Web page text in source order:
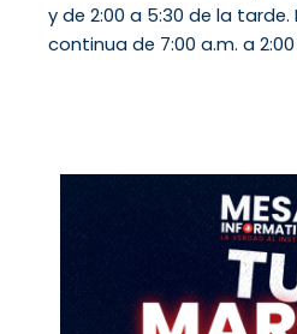
y de 2:00 a 5:30 de la
continua de 7:00 a.m. a